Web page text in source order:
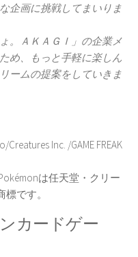
企画に挑戦してまいりま
。ＡＫＡＧＩ」の企業メ
め、もっと手軽に楽しん
ームの提案をしていきま
Inc. /GAME FREAK
は任天堂・クリー
です。
カードゲー